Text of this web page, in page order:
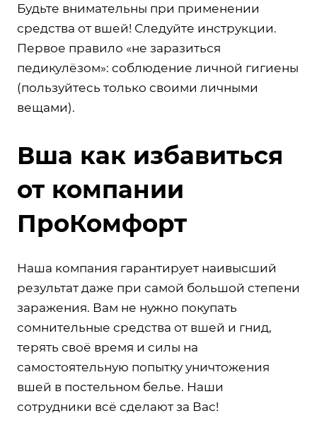
Будьте внимательны при применении
средства от вшей! Следуйте инструкции.
Первое правило «не заразиться
педикулёзом»: соблюдение личной гигиены
(пользуйтесь только своими личными
вещами).
Вша как избавиться
от компании
ПроКомфорт
Наша компания гарантирует наивысший
результат даже при самой большой степени
заражения. Вам не нужно покупать
сомнительные средства от вшей и гнид,
терять своё время и силы на
самостоятельную попытку уничтожения
вшей в постельном белье. Наши
сотрудники всё сделают за Вас!